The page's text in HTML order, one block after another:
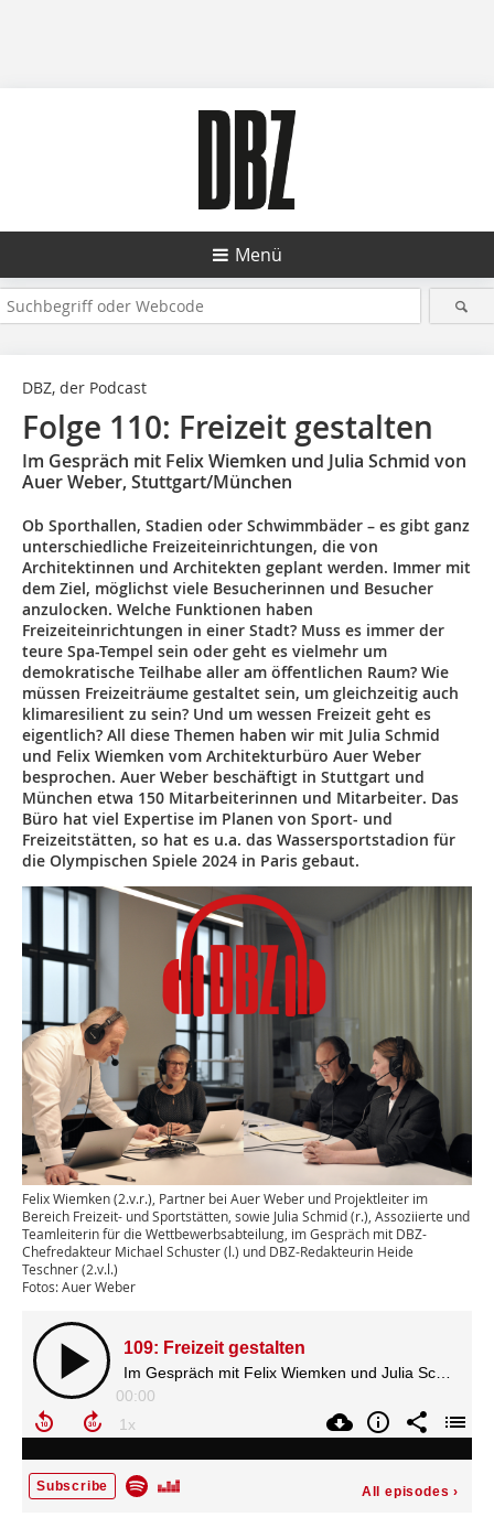
Menü
DBZ, der Podcast
Folge 110: Freizeit gestalten
Im Gespräch mit Felix Wiemken und Julia Schmid von
Auer Weber, Stuttgart/München
Ob Sporthallen, Stadien oder Schwimmbäder – es gibt ganz
unterschiedliche Freizeiteinrichtungen, die von
Architektinnen und Architekten geplant werden. Immer mit
dem Ziel, möglichst viele Besucherinnen und Besucher
anzulocken. Welche Funktionen haben
Freizeiteinrichtungen in einer Stadt? Muss es immer der
teure Spa-Tempel sein oder geht es vielmehr um
demokratische Teilhabe aller am öffentlichen Raum? Wie
müssen Freizeiträume gestaltet sein, um gleichzeitig auch
klimaresilient zu sein? Und um wessen Freizeit geht es
eigentlich? All diese Themen haben wir mit Julia Schmid
und Felix Wiemken vom Architekturbüro Auer Weber
besprochen. Auer Weber beschäftigt in Stuttgart und
München etwa 150 Mitarbeiterinnen und Mitarbeiter. Das
Büro hat viel Expertise im Planen von Sport- und
Freizeitstätten, so hat es u.a. das Wassersportstadion für
die Olympischen Spiele 2024 in Paris gebaut.
Felix Wiemken (2.v.r.), Partner bei Auer Weber und Projektleiter im
Bereich Freizeit- und Sportstätten, sowie Julia Schmid (r.), Assoziierte und
Teamleiterin für die Wettbewerbsabteilung, im Gespräch mit DBZ-
Chefredakteur Michael Schuster (l.) und DBZ-Redakteurin Heide
Teschner (2.v.l.)
Fotos: Auer Weber